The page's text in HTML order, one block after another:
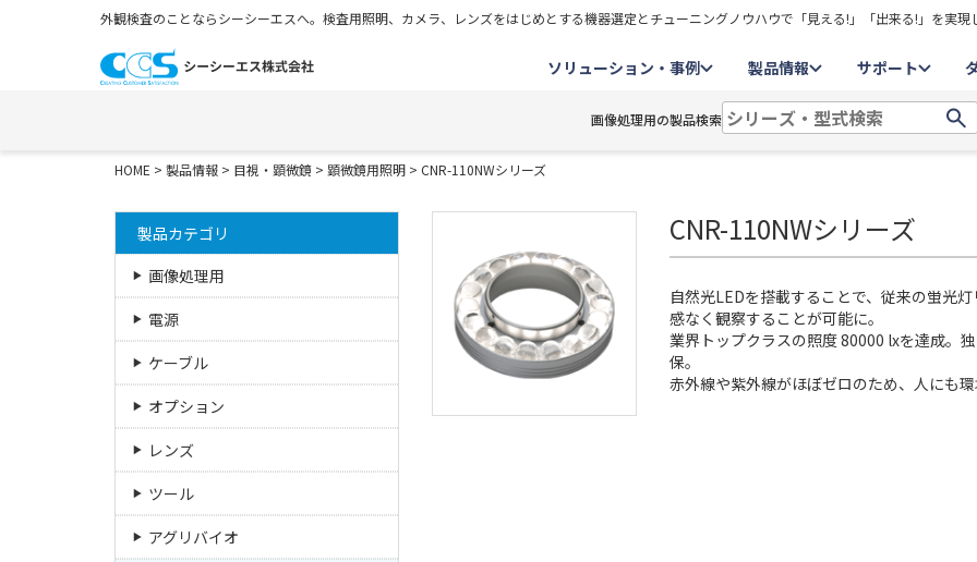
外観検査のことならシーシーエスへ。検査用照明、カメラ、レンズをはじめとする機器選定とチューニングノウハウで「見える!」「出来る!」を実現
ソリューション・事例 製品情報 サポート
画像処理用の製品検索
HOME > 製品情報 > 目視・顕微鏡 > 顕微鏡用照明 > CNR-110NWシリーズ
CNR-110NWシリーズ
自然光LEDを搭載することで、従来の蛍光
感なく観察することが可能に。
業界トップクラスの照度 80000 lxを達成。
保。
赤外線や紫外線がほぼゼロのため、人にも
製品カテゴリ
画像処理用
電源
ケーブル
オプション
レンズ
ツール
アグリバイオ